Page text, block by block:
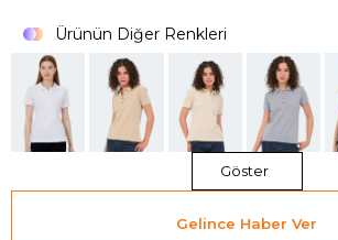
Ürünün Diğer Renkleri
Göster
Gelince Haber Ver